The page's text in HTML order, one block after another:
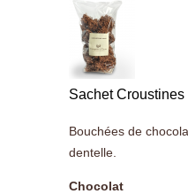
Sachet Croustines
Bouchées de
dentelle.
Chocolat